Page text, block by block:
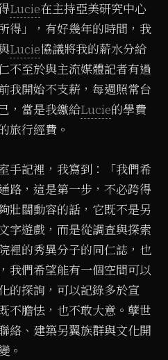
Lucie在主持亞美研究中心
得」，有好幾年的時間，我
Lucie協議將我的薪水分給
不至於與主流媒體記者有過
我開始不支薪，每週照常台
，當是我繳給Lucie的學費
旅行經費。
手記裡，我寫到：「我們希
路，這是第一步，不必跨得
壯闊動容的話，它既不是另
字遊戲，而是從調查與探索
裡的秀異分子的同仁誌，也
我們希望能有一個空間可以
的探詢，可以記錄多於宣
不膽怯，也不敢大意。孽世
絡、建築另翼族群與文化開
。